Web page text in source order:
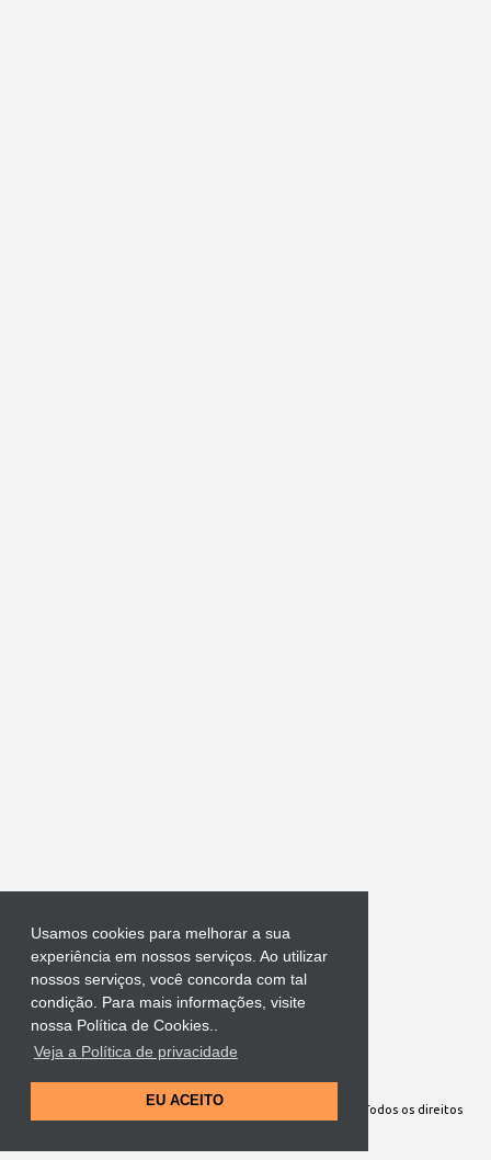
Usamos cookies para melhorar a sua
experiência em nossos serviços. Ao utilizar
nossos serviços, você concorda com tal
condição. Para mais informações, visite
nossa Política de Cookies..
Veja a Política de privacidade
EU ACEITO
Tecnologia do Blogger
Site Oficial da Comunidade Nossa Senhora cuida de mim. Todos os direitos